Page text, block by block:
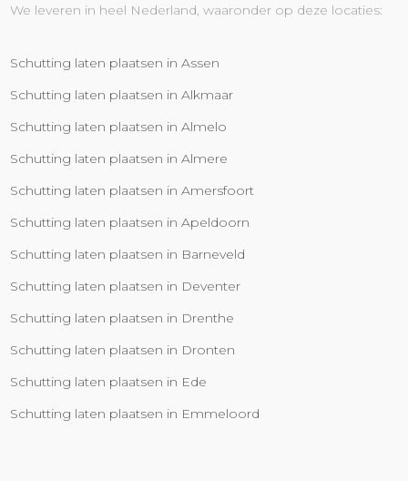
We leveren in heel Nederland, waaronder op deze locaties:
Schutting laten plaatsen in Assen
Schutting laten plaatsen in Alkmaar
Schutting laten plaatsen in Almelo
Schutting laten plaatsen in Almere
Schutting laten plaatsen in Amersfoort
Schutting laten plaatsen in Apeldoorn
Schutting laten plaatsen in Barneveld
Schutting laten plaatsen in Deventer
Schutting laten plaatsen in Drenthe
Schutting laten plaatsen in Dronten
Schutting laten plaatsen in Ede
Schutting laten plaatsen in Emmeloord